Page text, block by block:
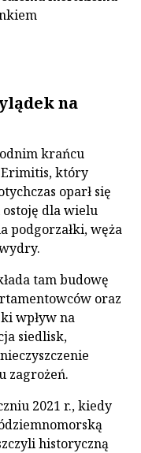
na
krańcu
Erimitis, który
oparł się
dla wielu
podgorzałki, węża
tam budowę
oraz
wpływ na
siedlisk,
zagrożeń.
2021 r., kiedy
historyczną